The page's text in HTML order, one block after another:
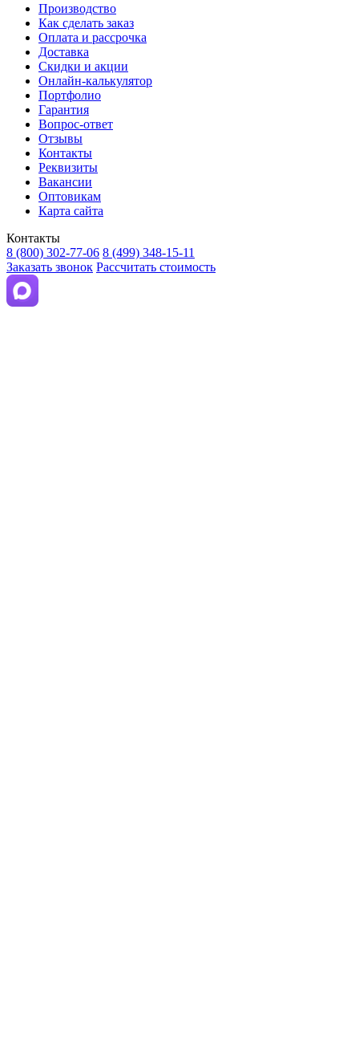
Производство
Как сделать заказ
Оплата и рассрочка
Доставка
Скидки и акции
Онлайн-калькулятор
Портфолио
Гарантия
Вопрос-ответ
Отзывы
Контакты
Реквизиты
Вакансии
Оптовикам
Карта сайта
Контакты
8 (800) 302-77-06 8 (499) 348-15-11
Заказать звонок Рассчитать стоимость